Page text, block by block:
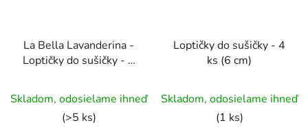
La Bella Lavanderina -
Loptičky do sušičky - 3
Skladom, odosielame ihneď
(>5 ks)
Loptičky do sušičky - 4
ks (6 cm)
hodnotenie
produktu
Skladom, odosielame ihneď
(1 ks)